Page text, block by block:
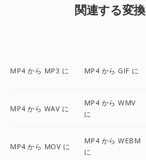
関連する変換
MP4 から MP3 に MP4 から GIF に
MP4 から WAV に
MP4 から WMV
に
MP4 から MOV に
MP4 から WEBM
に